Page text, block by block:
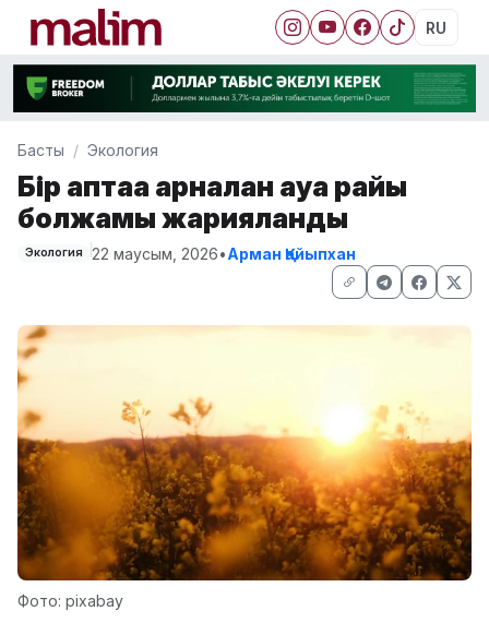
RU
Басты Экология
Бір аптаға арналған ауа райы
болжамы жарияланды
Экология 22 маусым, 2026•Арман Қайыпхан
Фото: pixabay